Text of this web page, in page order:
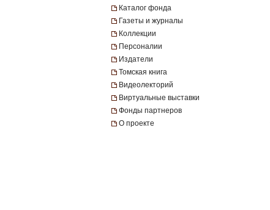
Каталог фонда
Газеты и журналы
Коллекции
Персоналии
Издатели
Томская книга
Видеолекторий
Виртуальные выставки
Фонды партнеров
О проекте